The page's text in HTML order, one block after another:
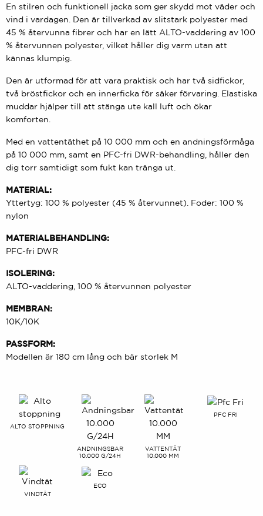
En stilren och funktionell jacka som ger skydd mot väder och
vind i vardagen. Den är tillverkad av slitstark polyester med
45 % återvunna fibrer och har en lätt ALTO-vaddering av 100
% återvunnen polyester, vilket håller dig varm utan att
kännas klumpig.
Den är utformad för att vara praktisk och har två sidfickor,
två bröstfickor och en innerficka för säker förvaring. Elastiska
muddar hjälper till att stänga ute kall luft och ökar
komforten.
Med en vattentäthet på 10 000 mm och en andningsförmåga
på 10 000 mm, samt en PFC-fri DWR-behandling, håller den
dig torr samtidigt som fukt kan tränga ut.
MATERIAL:
Yttertyg: 100 % polyester (45 % återvunnet). Foder: 100 %
nylon
MATERIALBEHANDLING:
PFC-fri DWR
ISOLERING:
ALTO-vaddering, 100 % återvunnen polyester
MEMBRAN:
10K/10K
PASSFORM:
Modellen är 180 cm lång och bär storlek M
ALTO STOPPNING
ANDNINGSBAR
10.000 G/24H
VATTENTÄT
10.000 MM
PFC FRI
VINDTÄT
ECO